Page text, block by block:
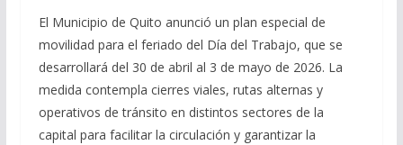
El Municipio de Quito anunció un plan especial de
movilidad para el feriado del Día del Trabajo, que se
desarrollará del 30 de abril al 3 de mayo de 2026. La
medida contempla cierres viales, rutas alternas y
operativos de tránsito en distintos sectores de la
capital para facilitar la circulación y garantizar la